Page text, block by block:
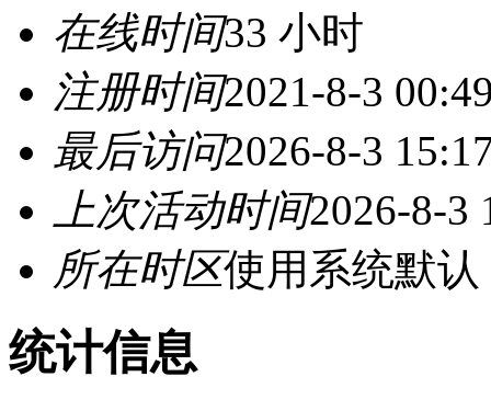
在线时间33 小时
注册时间2021-8-3
最后访问2026-8-3
上次活动时间2026-8-3
所在时区使用系统默认
统计信息